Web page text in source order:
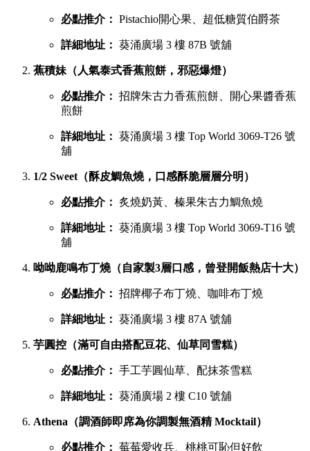
必點推介： Pistachio開心果、超低糖質伯爵茶
詳細地址： 葵涌廣場 3 樓 87B 號舖
蕉積妹（人氣泰式香蕉煎餅，邪惡爆燈）
必點推介： 招牌朱古力香蕉煎餅、開心果醬香蕉
煎餅
詳細地址： 葵涌廣場 3 樓 Top World 3069-T26 號
舖
1/2 Sweet（酥皮鯛魚燒，口感酥脆層層分明）
必點推介： 炙燒奶黃、榛果朱古力鯛魚燒
詳細地址： 葵涌廣場 3 樓 Top World 3069-T16 號
舖
呦呦鹿鳴布丁燒（自家製3層口感，曾登開飯熱店十大）
必點推介： 招牌椰子布丁燒、咖啡布丁燒
詳細地址： 葵涌廣場 3 樓 87A 號舖
芋圓控（滿可自由搭配豆花、仙草同雪糕）
必點推介： 手工芋圓仙草、配抹茶雪糕
詳細地址： 葵涌廣場 2 樓 C10 號舖
Athena（調酒師即席為你調製無酒精 Mocktail）
必點推介： 莓莓愛收兵、桃桃可恥但好飲